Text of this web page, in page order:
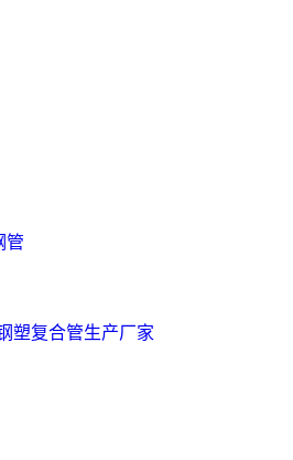
管
塑复合管生产厂家